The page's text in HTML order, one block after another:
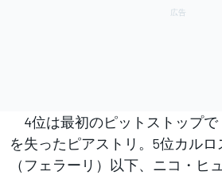
4位は最初のピットストップで
を失ったピアストリ。5位カル
（フェラーリ）以下、ニコ・ヒ